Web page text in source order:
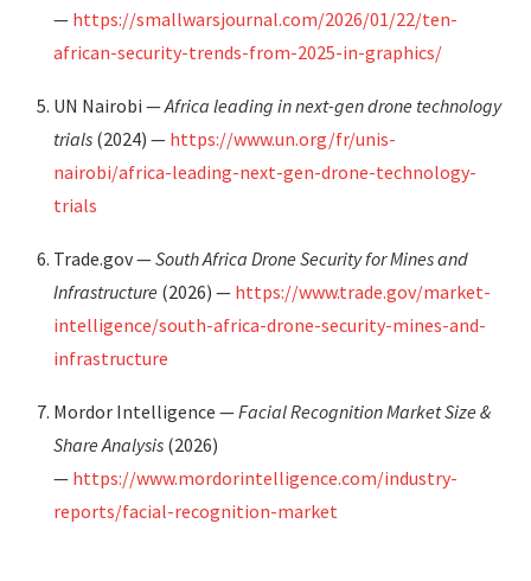
— https://smallwarsjournal.com/2026/01/22/ten-
african-security-trends-from-2025-in-graphics/
UN Nairobi —Africa leading in next-gen drone technology
trials (2024) — https://www.un.org/fr/unis-
nairobi/africa-leading-next-gen-drone-technology-
trials
Trade.gov —South Africa Drone Security for Mines and
Infrastructure (2026) — https://www.trade.gov/market-
intelligence/south-africa-drone-security-mines-and-
infrastructure
Mordor Intelligence —Facial Recognition Market Size &
Share Analysis (2026)
— https://www.mordorintelligence.com/industry-
reports/facial-recognition-market